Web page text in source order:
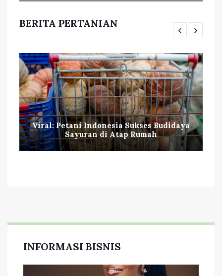
BERITA PERTANIAN
Viral: Petani Indonesia Sukses Budidaya
Sayuran di Atap Rumah
INFORMASI BISNIS